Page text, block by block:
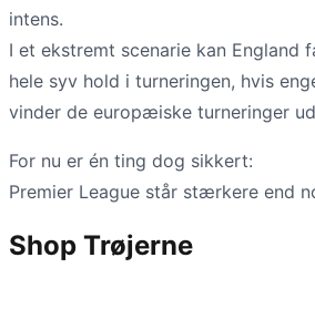
intens.
I et ekstremt scenarie kan England
hele syv hold i turneringen, hvis
vinder de europæiske turneringer
For nu er én ting dog sikkert:
Premier League står stærkere end
Shop Trøjerne